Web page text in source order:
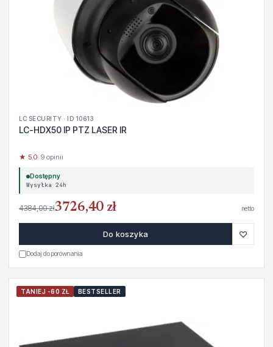
LC SECURITY · ID 10613
LC-HDX50 IP PTZ LASER IR
★ 5.0· 9 opinii
Dostępny
Wysyłka 24h
4384,00 zł3726,40 zł netto
Do koszyka ♡
Dodaj do porównania
TANIEJ -60 ZŁ BESTSELLER